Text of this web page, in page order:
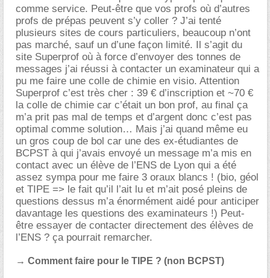
comme service. Peut-être que vos profs où d’autres
profs de prépas peuvent s’y coller ? J’ai tenté
plusieurs sites de cours particuliers, beaucoup n’ont
pas marché, sauf un d’une façon limité. Il s’agit du
site Superprof où à force d’envoyer des tonnes de
messages j’ai réussi à contacter un examinateur qui a
pu me faire une colle de chimie en visio. Attention
Superprof c’est très cher : 39 € d’inscription et ~70
la colle de chimie car c’était un bon prof, au final ça
m’a prit pas mal de temps et d’argent donc c’est pas
optimal comme solution… Mais j’ai quand même eu
un gros coup de bol car une des ex-étudiantes de
BCPST à qui j’avais envoyé un message m’a mis en
contact avec un élève de l’ENS de Lyon qui a été
assez sympa pour me faire 3 oraux blancs ! (bio, géol
et TIPE => le fait qu’il l’ait lu et m’ait posé pleins de
questions dessus m’a énormément aidé pour anticiper
davantage les questions des examinateurs !) Peut-
être essayer de contacter directement des élèves de
l’ENS ? ça pourrait remarcher.
→ Comment faire pour le TIPE ? (non BCPST)